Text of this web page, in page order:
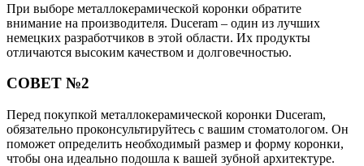
При выборе металлокерамической коронки обратите
внимание на производителя. Duceram – один из лучших
немецких разработчиков в этой области. Их продукты
отличаются высоким качеством и долговечностью.
СОВЕТ №2
Перед покупкой металлокерамической коронки Duceram,
обязательно проконсультируйтесь с вашим стоматологом. Он
поможет определить необходимый размер и форму коронки,
чтобы она идеально подошла к вашей зубной архитектуре.